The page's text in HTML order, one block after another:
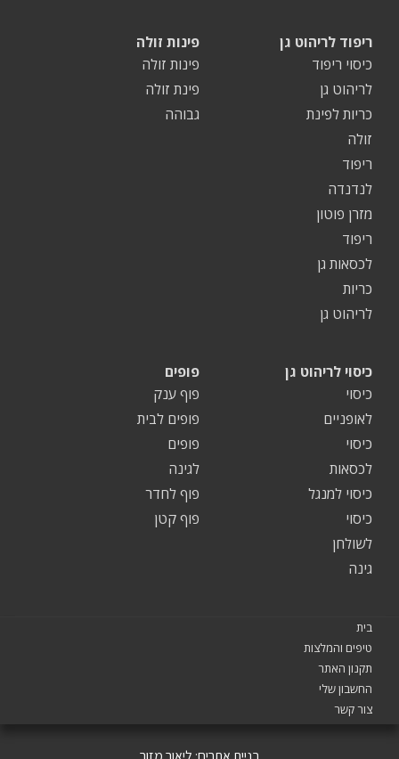
פינות זולה
פינות זולה
פינת זולה
גבוהה
ריפוד לריהוט גן
כיסוי ריפוד
לריהוט גן
כריות לפינת
זולה
ריפוד
לנדנדה
מזרן פוטון
ריפוד
לכסאות גן
כריות
לריהוט גן
פופים
פוף ענק
פופים לבית
פופים
לגינה
פוף לחדר
פוף קטן
כיסוי לריהוט גן
כיסוי
לאופניים
כיסוי
לכסאות
כיסוי למנגל
כיסוי
לשולחן
גינה
בית
טיפים והמלצות
תקנון האתר
החשבון שלי
צור קשר